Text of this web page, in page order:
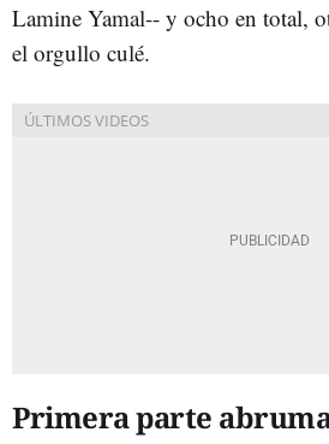
Lamine Yamal-- y ocho en total,
el orgullo culé.
Primera parte